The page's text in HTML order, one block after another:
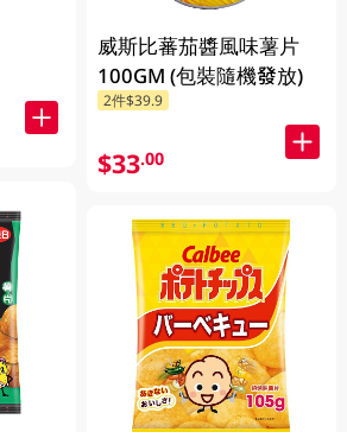
威斯比蕃茄醬風味薯片
100GM (包裝隨機發放)
2件$39.9
$33.00